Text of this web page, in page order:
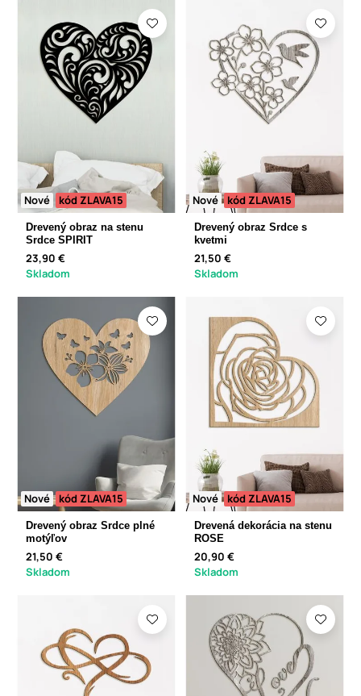
Nové kód ZLAVA15
Drevený obraz na stenu
Srdce SPIRIT
23,90 €
Skladom
Nové kód ZLAVA15
Drevený obraz Srdce s
kvetmi
21,50 €
Skladom
Nové kód ZLAVA15
Drevený obraz Srdce plné
motýľov
21,50 €
Skladom
Nové kód ZLAVA15
Drevená dekorácia na stenu
ROSE
20,90 €
Skladom